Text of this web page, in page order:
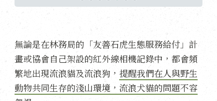
無論是在林務局的「友善石虎生態服務給付」計
畫或協會自己架設的紅外線相機記錄中，都會頻
繁地出現流浪貓及流浪狗， 提醒我們在人與野生
動物共同生存的淺山環境，流浪犬貓的問題不容